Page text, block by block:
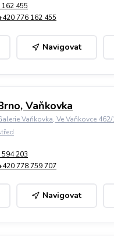
455
776 162 455
Navigovat
Vaňkovka
Vaňkovka, Ve Vaňkovce
203
778 759 707
Navigovat